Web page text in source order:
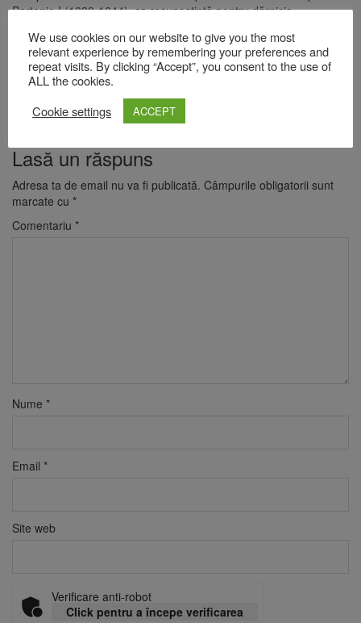
Partenie I (1639-1644), ca recunoştinţă pentru dărnicia
ecumenice. Astăzi, moaştele Sfintei Parascheva se află
Catedrala mitropolitană din Iaşi.
Întrucât Sfânta Cuvioasă Parascheva este grabnic-ajutătoare şi
mult-folositoare, credincioşii ortodocşi, mai ales românii, bulgarii,
sârbii şi grecii, o cinstesc cu multă evlavie.
Lasă un răspuns
Adresa ta de email nu va fi publicată. Câmpurile obligatorii sunt
marcate cu *
Comentariu *
Nume *
Email *
Site web
Verificare anti-robot
Click pentru a începe verificarea
We use cookies on our website to give you the most
relevant experience by remembering your preferences and
repeat visits. By clicking “Accept”, you consent to the use of
ALL the cookies.
Cookie settings
ACCEPT